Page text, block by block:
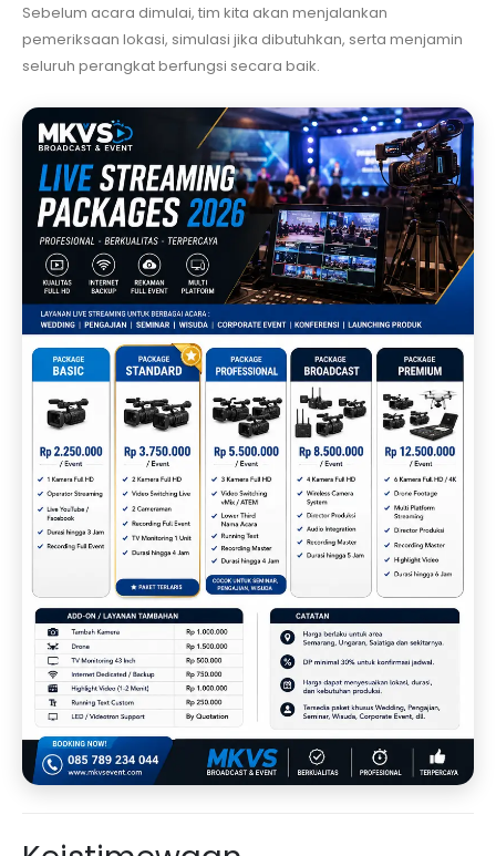
Sebelum acara dimulai, tim kita akan menjalankan
pemeriksaan lokasi, simulasi jika dibutuhkan, serta menjamin
seluruh perangkat berfungsi secara baik.